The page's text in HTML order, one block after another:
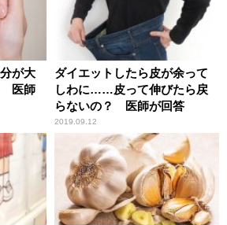
が大
医師
ダイエットしたら皮が余って
しわに……皮って伸びたら戻
らないの？ 医師が回答
2019.09.12